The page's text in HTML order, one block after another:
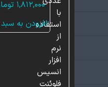
۱,۸۱۲,۰۰۰
افزودن به
با
استفاده
از
نرم
افزار
انسیس
فلوئنت